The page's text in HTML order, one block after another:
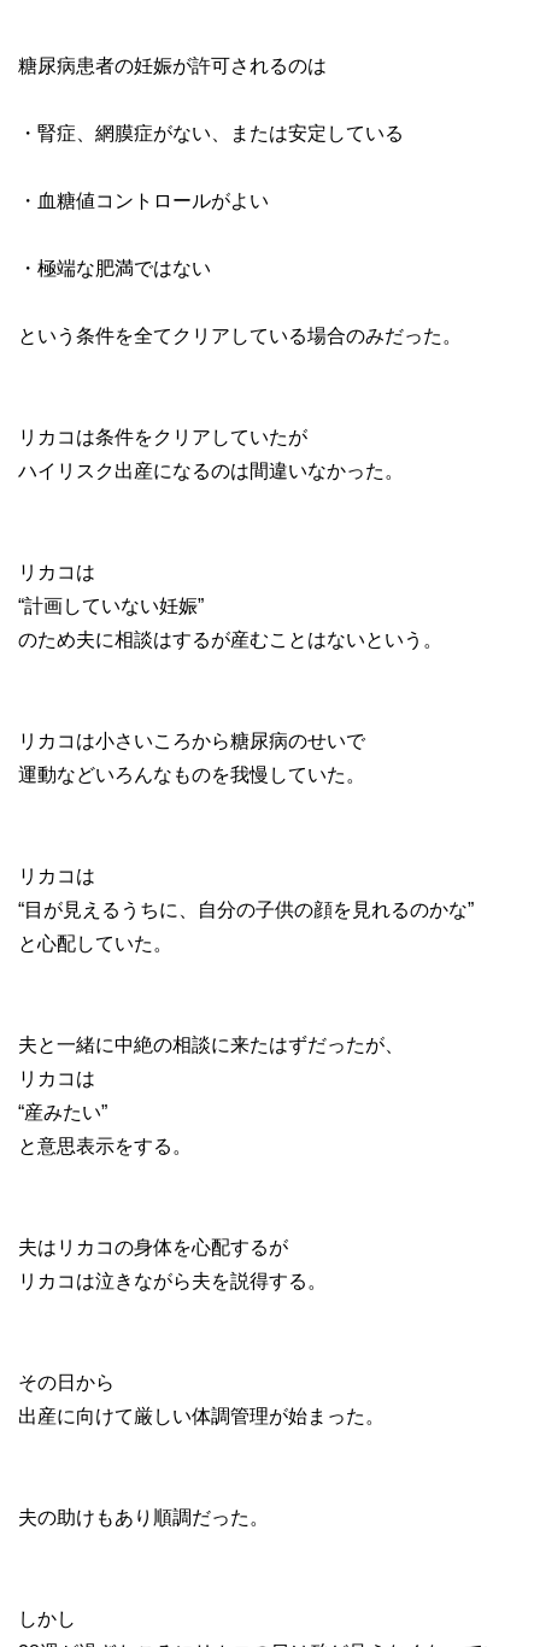
糖尿病患者の妊娠が許可されるのは
・腎症、網膜症がない、または安定している
・血糖値コントロールがよい
・極端な肥満ではない
という条件を全てクリアしている場合のみだった。
リカコは条件をクリアしていたが
ハイリスク出産になるのは間違いなかった。
リカコは
“計画していない妊娠”
のため夫に相談はするが産むことはないという。
リカコは小さいころから糖尿病のせいで
運動などいろんなものを我慢していた。
リカコは
“目が見えるうちに、自分の子供の顔を見れるのかな”
と心配していた。
夫と一緒に中絶の相談に来たはずだったが、
リカコは
“産みたい”
と意思表示をする。
夫はリカコの身体を心配するが
リカコは泣きながら夫を説得する。
その日から
出産に向けて厳しい体調管理が始まった。
夫の助けもあり順調だった。
しかし